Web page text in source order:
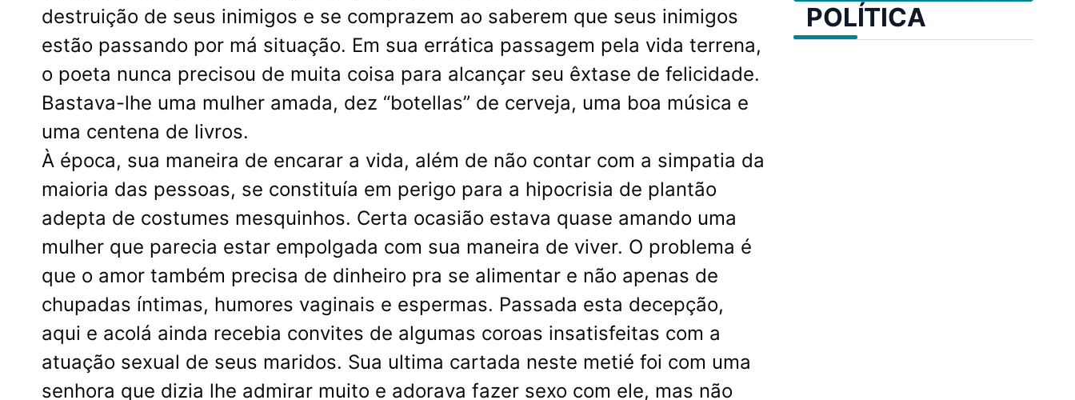
destruição de seus inimigos e se comprazem ao saberem que seus inimigos
estão passando por má situação. Em sua errática passagem pela vida terrena,
o poeta nunca precisou de muita coisa para alcançar seu êxtase de felicidade.
Bastava-lhe uma mulher amada, dez “botellas” de cerveja, uma boa música e
uma centena de livros.
À época, sua maneira de encarar a vida, além de não contar com a simpatia da
maioria das pessoas, se constituía em perigo para a hipocrisia de plantão
adepta de costumes mesquinhos. Certa ocasião estava quase amando uma
mulher que parecia estar empolgada com sua maneira de viver. O problema é
que o amor também precisa de dinheiro pra se alimentar e não apenas de
chupadas íntimas, humores vaginais e espermas. Passada esta decepção,
aqui e acolá ainda recebia convites de algumas coroas insatisfeitas com a
atuação sexual de seus maridos. Sua ultima cartada neste metié foi com uma
senhora que dizia lhe admirar muito e adorava fazer sexo com ele, mas não
POLÍTICA